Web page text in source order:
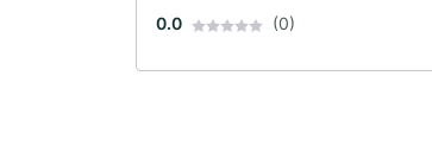
0.0 (0)